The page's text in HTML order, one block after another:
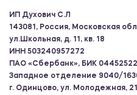
ИП Духович С.Л
143081, Россия, Московская
ул.Школьная, д. 11, кв. 18
ИНН 503240957272
ПАО «Сбербанк», БИК
Западное отделение 9040/
г. Одинцово, ул. Молодежная, 21